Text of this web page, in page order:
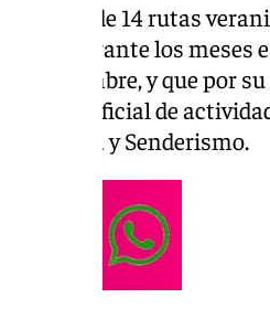
un ciclo de 14 rutas
durante los meses
de septiembre, y que por
Oficial de
Escalada y Senderismo.